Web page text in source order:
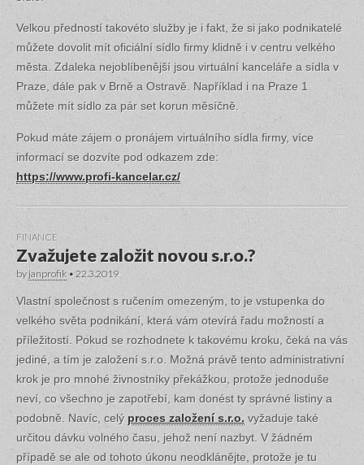
Velkou předností takovéto služby je i fakt, že si jako podnikatelé
můžete dovolit mít oficiální sídlo firmy klidně i v centru velkého
města. Zdaleka nejoblíbenější jsou virtuální kanceláře a sídla v
Praze, dále pak v Brně a Ostravě. Například i na Praze 1
můžete mít sídlo za pár set korun měsíčně.
Pokud máte zájem o pronájem virtuálního sídla firmy, více
informací se dozvíte pod odkazem zde:
https://www.profi-kancelar.cz/
FINANCE
Zvažujete založit novou s.r.o.?
by janprofik • 22.3.2019
Vlastní společnost s ručením omezeným, to je vstupenka do
velkého světa podnikání, která vám otevírá řadu možností a
příležitostí. Pokud se rozhodnete k takovému kroku, čeká na vás
jediné, a tím je založení s.r.o. Možná právě tento administrativní
krok je pro mnohé živnostníky překážkou, protože jednoduše
neví, co všechno je zapotřebí, kam donést ty správné listiny a
podobně. Navíc, celý proces založení s.r.o. vyžaduje také
určitou dávku volného času, jehož není nazbyt. V žádném
případě se ale od tohoto úkonu neodklánějte, protože je tu